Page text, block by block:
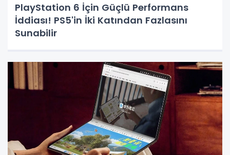
PlayStation 6 İçin Güçlü Performans
İddiası! PS5'in İki Katından Fazlasını
Sunabilir